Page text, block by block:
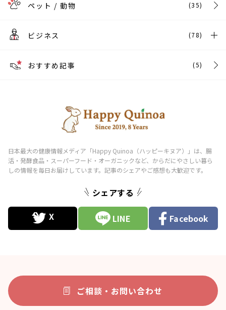
ペット / 動物 (35)
ビジネス (78)
おすすめ記事 (5)
シェアする
LINE Facebook
ご相談・お問い合わせ